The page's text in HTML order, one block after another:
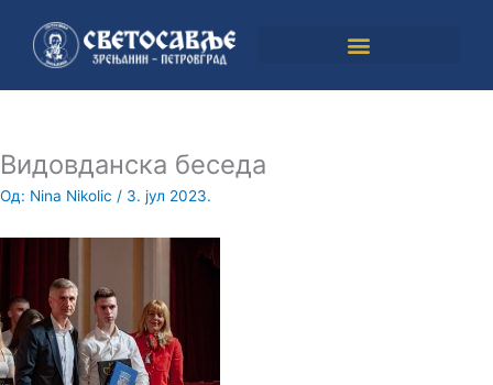
садржај
Видовданска беседа
Од: Nina Nikolic / 3. јул 2023.